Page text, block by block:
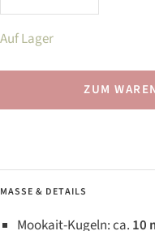
Menge
verringern
Menge
Auf Lager
ZUM
MASSE & DETAILS
Mookait-Kugeln: ca. 10